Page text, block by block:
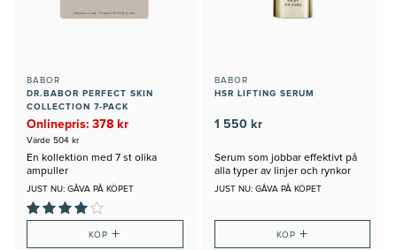
BABOR
DR.BABOR PERFECT SKIN
COLLECTION 7-PACK
Onlinepris: 378 kr
Värde 504 kr
En kollektion med 7 st olika
ampuller
JUST NU: GÅVA PÅ KÖPET
KÖP+
BABOR
HSR LIFTING SERUM
1 550 kr
Serum som jobbar effektivt på
alla typer av linjer och rynkor
JUST NU: GÅVA PÅ KÖPET
KÖP +